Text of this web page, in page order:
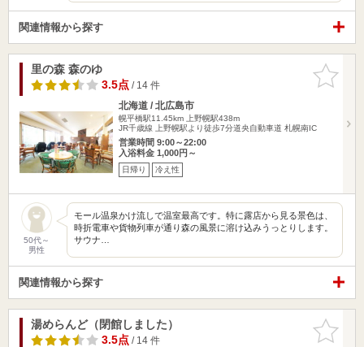
関連情報から探す
お気に入
りに追加
里の森 森のゆ
3.5点/ 14 件
北海道 / 北広島市
幌平橋駅11.45km
上野幌駅438m
JR千歳線 上野幌駅より徒歩7分道央自動車道 札幌南IC
営業時間 9:00～22:00
入浴料金 1,000円～
日帰り 冷え性
50代～
男性
モール温泉かけ流しで温室最高です。特に露店から見る景色は、
時折電車や貨物列車が通り森の風景に溶け込みうっとりします。
サウナ…
関連情報から探す
お気に入
りに追加
湯めらんど（閉館しました）
3.5点/ 14 件